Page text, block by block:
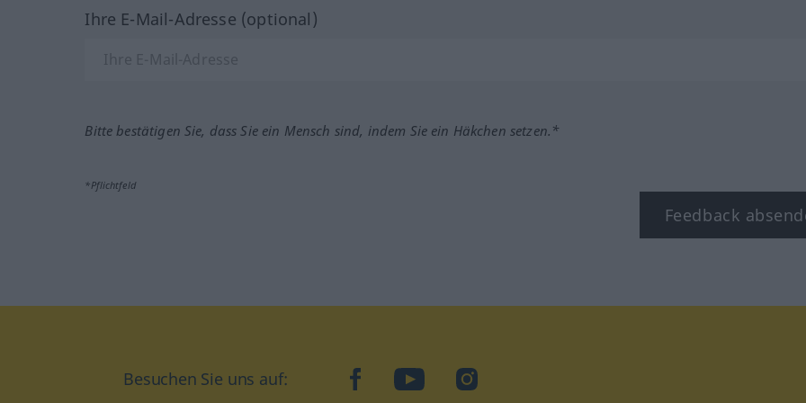
Ihre E-Mail-Adresse (optional)
Bitte bestätigen Sie, dass Sie ein Mensch sind, indem Sie ein Häkchen setzen.*
*Pflichtfeld
Feedback
Besuchen Sie uns auf: facebookYouTubeInstagram